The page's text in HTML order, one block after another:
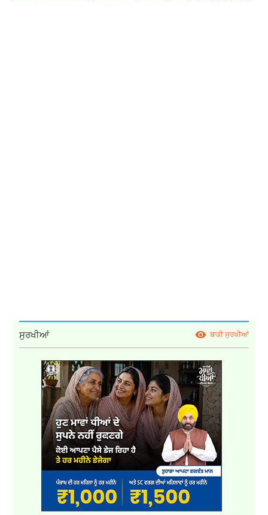
ਸੁਰਖੀਆਂ ਬਾਕੀ ਸੁਰਖੀਆਂ